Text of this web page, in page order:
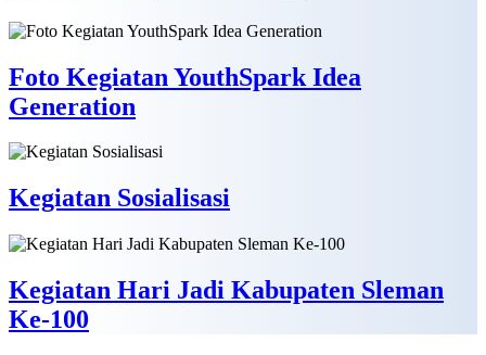
Foto Kegiatan YouthSpark Idea
Generation
Kegiatan Sosialisasi
Kegiatan Hari Jadi Kabupaten Sleman
Ke-100